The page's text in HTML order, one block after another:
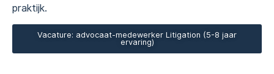
praktijk.
Vacature: advocaat-medewerker Litigation (5-8 jaar
ervaring)